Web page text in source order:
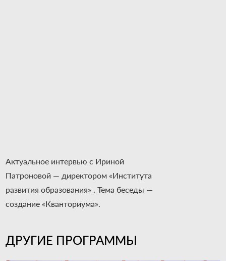
Актуальное интервью с Ириной
Патроновой — директором «Института
развития образования» . Тема беседы —
создание «Кванториума».
ДРУГИЕ ПРОГРАММЫ